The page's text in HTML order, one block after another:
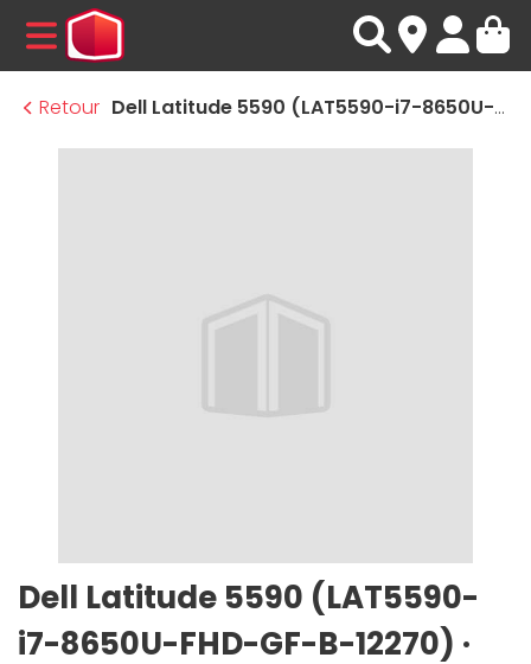
MENU
Retour
Dell Latitude 5590 (LAT5590-i7-8650U-FHD-GF-B-12270) · Reconditionné
Dell Latitude 5590 (LAT5590-
i7-8650U-FHD-GF-B-12270) ·